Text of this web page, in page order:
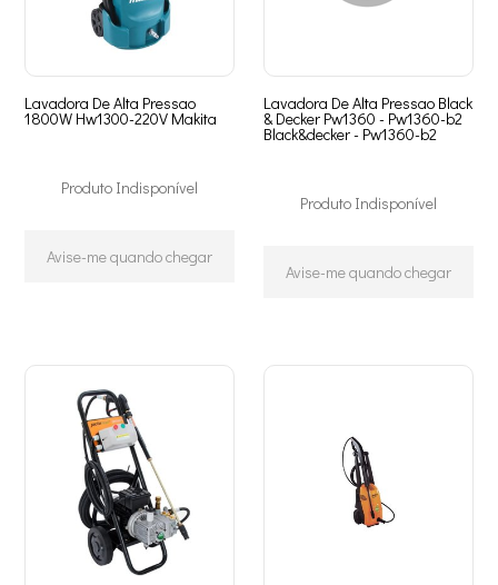
Lavadora De Alta Pressao
1800W Hw1300-220V Makita
Produto Indisponível
Avise-me quando chegar
Lavadora De Alta Pressao Black
& Decker Pw1360 - Pw1360-b2
Black&decker - Pw1360-b2
Produto Indisponível
Avise-me quando chegar